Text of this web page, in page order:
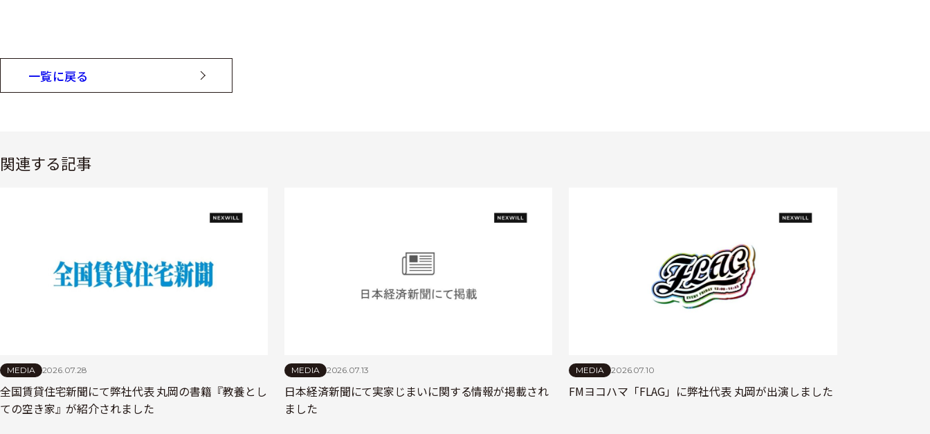
一覧に戻る
関連する記事
MEDIA 2026.07.28
全国賃貸住宅新聞にて弊社代表 丸岡の書籍『教養とし
ての空き家』が紹介されました
MEDIA 2026.07.13
日本経済新聞にて実家じまいに関する情報が掲載され
ました
MEDIA 2026.07.10
FMヨコハマ「FLAG」に弊社代表 丸岡が出演しました